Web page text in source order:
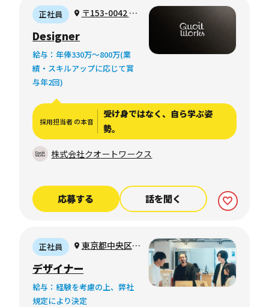
正社員
〒153-0042 東
Designer
給与：年俸330万〜800万(業
績・スキルアップに応じて賞
与年2回)
採用担当者 の本音
受け身ではなく、自ら学ぶ姿
勢。
株式会社クオートワークス
応募する 話を聞く
正社員
東京都中央区銀
GINZA SIX 10F
デザイナー
給与：経験を考慮の上、弊社
規定により決定